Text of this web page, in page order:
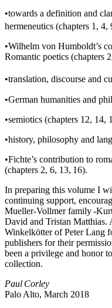
•towards a definition and
hermeneutics (chapters 1, 4,
•Wilhelm von Humboldt’s
Romantic poetics (chapters 2
•translation, discourse and
•German humanities and
•semiotics (chapters 12, 14,
•history, philosophy and
•Fichte’s contribution to
(chapters 2, 6, 13, 16).
In preparing this volume I
continuing support,
Mueller-Vollmer family -
David and Tristan
Winkelkötter of Peter Lang
publishers for their
been a privilege and honor
collection.
Paul Corley
Palo Alto, March 2018